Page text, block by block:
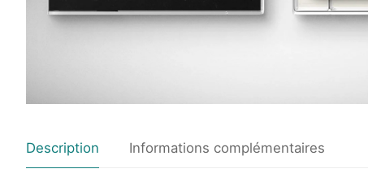
Description Informations complémentaires